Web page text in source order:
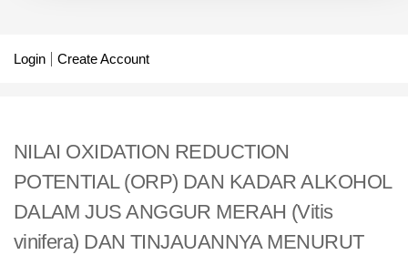
Login Create Account
NILAI OXIDATION REDUCTION
POTENTIAL (ORP) DAN KADAR ALKOHOL
DALAM JUS ANGGUR MERAH (Vitis
vinifera) DAN TINJAUANNYA MENURUT